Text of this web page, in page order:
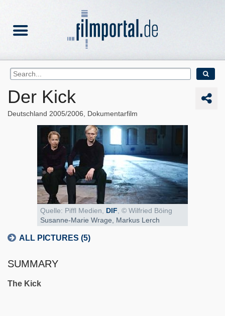
Der Kick
Deutschland 2005/2006 Dokumentarfilm
Quelle: Piffl Medien, DIF , © Wilfried Böing
Susanne-Marie Wrage, Markus Lerch
ALL PICTURES (5)
SUMMARY
The Kick